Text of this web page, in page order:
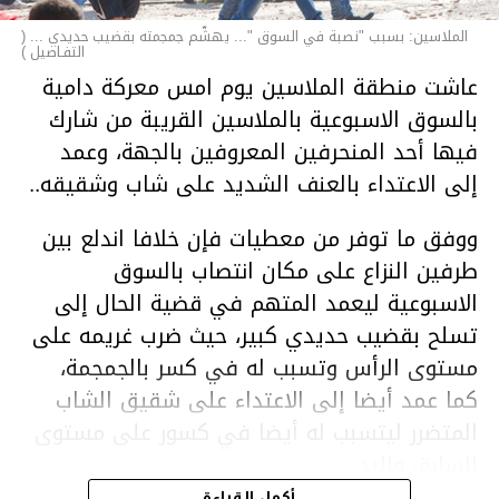
الملاسين: بسبب "نصبة في السوق "... يهشّم جمجمته بقضيب حديدي ... (
التفـاصيل )
عاشت منطقة الملاسين يوم امس معركة دامية
بالسوق الاسبوعية بالملاسين القريبة من شارك
فيها أحد المنحرفين المعروفين بالجهة، وعمد
إلى الاعتداء بالعنف الشديد على شاب وشقيقه..
ووفق ما توفر من معطيات فإن خلافا اندلع بين
طرفين النزاع على مكان انتصاب بالسوق
الاسبوعية ليعمد المتهم في قضية الحال إلى
تسلح بقضيب حديدي كبير، حيث ضرب غريمه على
مستوى الرأس وتسبب له في كسر بالجمجمة،
كما عمد أيضا إلى الاعتداء على شقيق الشاب
المتضرر ليتسبب له أيضا في كسور على مستوى